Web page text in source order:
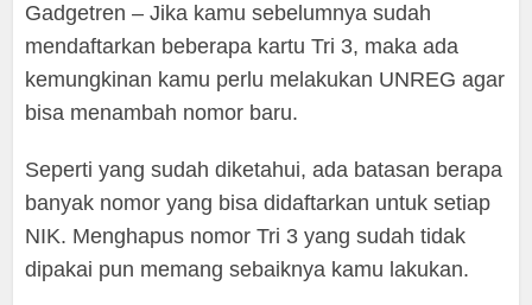
Gadgetren – Jika kamu sebelumnya sudah
mendaftarkan beberapa kartu Tri 3, maka ada
kemungkinan kamu perlu melakukan UNREG agar
bisa menambah nomor baru.
Seperti yang sudah diketahui, ada batasan berapa
banyak nomor yang bisa didaftarkan untuk setiap
NIK. Menghapus nomor Tri 3 yang sudah tidak
dipakai pun memang sebaiknya kamu lakukan.